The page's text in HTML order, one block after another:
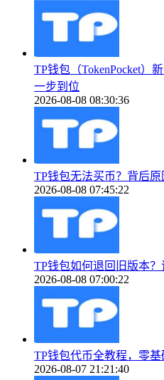
TP钱包（TokenPocket）
一步到位
2026-08-08 08:30:36
TP钱包无法买币？背后
2026-08-08 07:45:22
TP钱包如何退回旧版本
2026-08-08 07:00:22
TP钱包代币全教程，零
2026-08-07 21:21:40